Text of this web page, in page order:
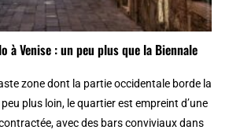
à Venise : un peu plus que la Biennale
zone dont la partie occidentale borde la
plus loin, le quartier est empreint d’une
avec des bars conviviaux dans